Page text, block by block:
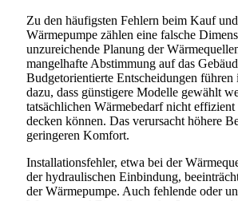
Zu den häufigsten Fehlern beim Kauf
Wärmepumpe zählen eine falsche
unzureichende Planung der
mangelhafte Abstimmung auf das
Budgetorientierte Entscheidungen führen
dazu, dass günstigere Modelle gewählt
tatsächlichen Wärmebedarf nicht effizient
decken können. Das verursacht höhere
geringeren Komfort.
Installationsfehler, etwa bei der
der hydraulischen Einbindung,
der Wärmepumpe. Auch fehlende oder